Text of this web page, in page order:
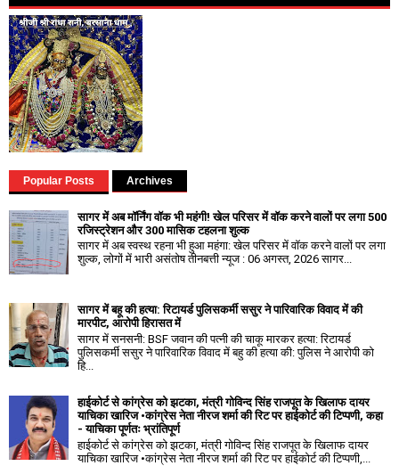
Popular Posts Archives
सागर में अब मॉर्निंग वॉक भी महंगी! खेल परिसर में वॉक करने वालों पर लगा ₹500
रजिस्ट्रेशन और ₹300 मासिक टहलना शुल्क
सागर में अब स्वस्थ रहना भी हुआ महंगा: खेल परिसर में वॉक करने वालों पर लगा
शुल्क, लोगों में भारी असंतोष तीनबत्ती न्यूज : 06 अगस्त, 2026 सागर...
सागर में बहू की हत्या: रिटायर्ड पुलिसकर्मी ससुर ने पारिवारिक विवाद में की
मारपीट, आरोपी हिरासत में
सागर में सनसनी: BSF जवान की पत्नी की चाकू मारकर हत्या: रिटायर्ड
पुलिसकर्मी ससुर ने पारिवारिक विवाद में बहु की हत्या की: पुलिस ने आरोपी को
हि...
हाईकोर्ट से कांग्रेस को झटका, मंत्री गोविन्द सिंह राजपूत के खिलाफ दायर
याचिका खारिज •कांग्रेस नेता नीरज शर्मा की रिट पर हाईकोर्ट की टिप्पणी, कहा
- याचिका पूर्णतः भ्रांतिपूर्ण
हाईकोर्ट से कांग्रेस को झटका, मंत्री गोविन्द सिंह राजपूत के खिलाफ दायर
याचिका खारिज •कांग्रेस नेता नीरज शर्मा की रिट पर हाईकोर्ट की टिप्पणी,...